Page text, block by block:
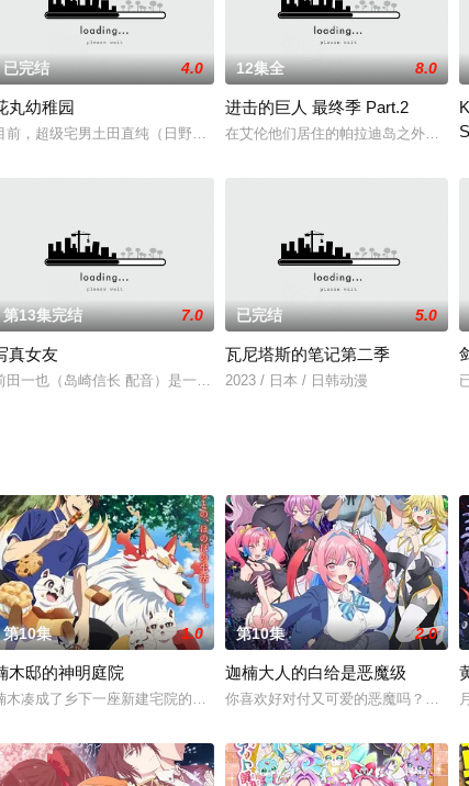
年级的女生，外表看上去非常时尚的她，实际上却是一个内心里意外的
已完结 4.0
丸幼稚园
前，超级宅男土田直纯（日野聪 配音）在一所名叫花丸的幼稚园中担任
12集全 8.0
进击的巨人 最终季 Part.2
在艾伦他们居住的帕拉迪岛之外，还
,松冈祯丞,津田健次郎,东地宏树,青木瑠璃子,八代拓,堀井茶渡
第13集完结 7.0
真女友
田一也（岛崎信长 配音）是一个过着平凡生活的高中生，但当他从父亲
已完结 5.0
瓦尼塔斯的笔记第二季
2023 / 日本 / 日韩动漫
』是一款描绘网络天使（直播主）日常生活的多结局ADV。
第10集 1.0
木邸的神明庭院
木凑成了乡下一座新建宅院的管理员。原本是座有恶灵寄宿其中、非常
第10集 2.0
迦楠大人的白给是恶魔级
你喜欢好对付又可爱的恶魔吗？女恶